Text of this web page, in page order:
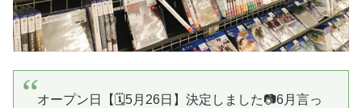
オープン日【🗓️5月26日】決定しました📷6月言っ